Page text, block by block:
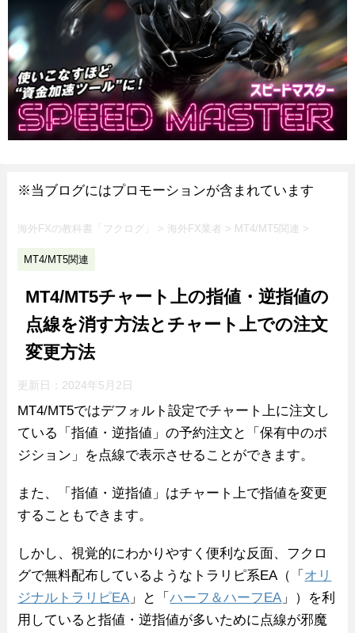
※当ブログにはプロモーションが含まれています
海外FXの教科書「フクログ」 > 海外FX業者 > MT4/MT5関連 >
MT4/MT5関連
MT4/MT5チャート上の指値・逆指値の
点線を消す方法とチャート上での注文
変更方法
更新日： 2024年5月2日
MT4/MT5ではデフォルト設定でチャート上に注文し
ている「指値・逆指値」の予約注文と「保有中のポ
ジション」を点線で表示させることができます。
また、「指値・逆指値」はチャート上で指値を変更
することもできます。
しかし、視覚的にわかりやすく便利な反面、フクロ
グで無料配布しているようなトラリピ系EA（「 オリ
ジナルトラリピEA 」と「ハーフ＆ハーフEA 」）を利
用していると指値・逆指値が多いために点線が邪魔